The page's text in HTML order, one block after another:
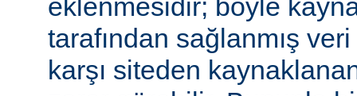
eklenmesidir; böyle
tarafından sağlanmış
karşı siteden